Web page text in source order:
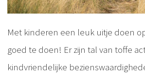
Met kinderen een leuk uitje doen
goed te doen! Er zijn tal van toffe
kindvriendelijke